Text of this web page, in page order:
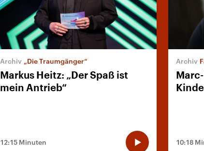
„Die Traumgänger“
Markus Heitz: „Der Spaß ist
mein Antrieb“
12:15 Minuten 10:18